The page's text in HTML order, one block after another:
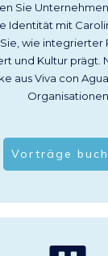
Sie
Identität mit
wie integrierter
und Kultur prägt.
aus Viva con
Organisationen
Vorträge